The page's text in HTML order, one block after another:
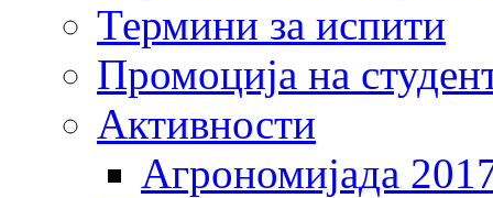
Термини за испити
Промоција на
Активности
Агрономијада